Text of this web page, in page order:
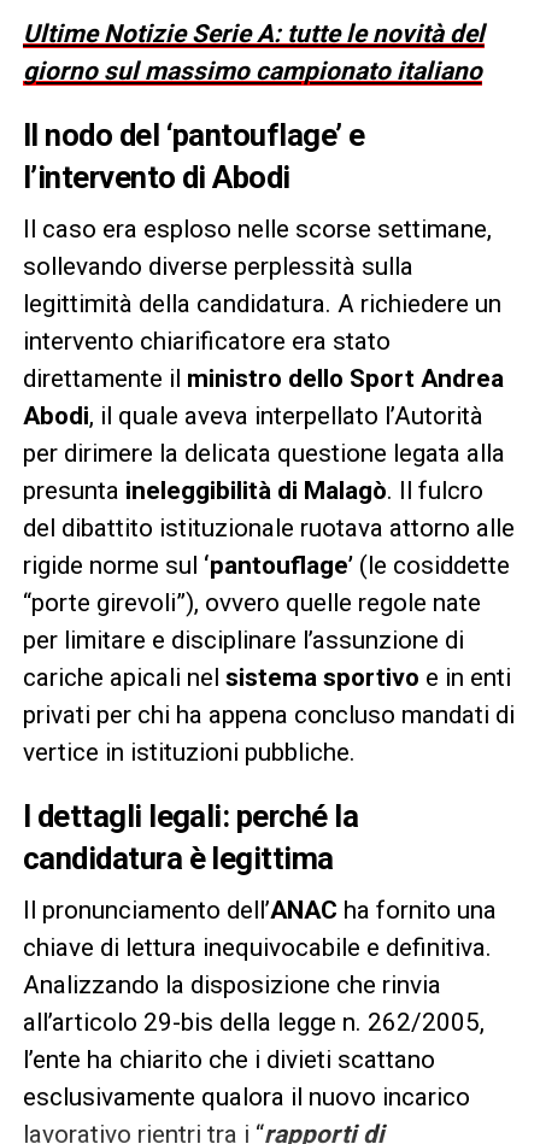
Ultime Notizie Serie A: tutte le novità del
giorno sul massimo campionato italiano
Il nodo del ‘pantouflage’ e
l’intervento di Abodi
Il caso era esploso nelle scorse settimane,
sollevando diverse perplessità sulla
legittimità della candidatura. A richiedere un
intervento chiarificatore era stato
direttamente il ministro dello Sport Andrea
Abodi, il quale aveva interpellato l’Autorità
per dirimere la delicata questione legata alla
presunta ineleggibilità di Malagò. Il fulcro
del dibattito istituzionale ruotava attorno alle
rigide norme sul ‘pantouflage’(le cosiddette
“porte girevoli”), ovvero quelle regole nate
per limitare e disciplinare l’assunzione di
cariche apicali nel sistema sportivo e in enti
privati per chi ha appena concluso mandati di
vertice in istituzioni pubbliche.
I dettagli legali: perché la
candidatura è legittima
Il pronunciamento dell’ANAC ha fornito una
chiave di lettura inequivocabile e definitiva.
Analizzando la disposizione che rinvia
all’articolo 29-bis della legge n. 262/2005,
l’ente ha chiarito che i divieti scattano
esclusivamente qualora il nuovo incarico
lavorativo rientri tra i “rapporti di